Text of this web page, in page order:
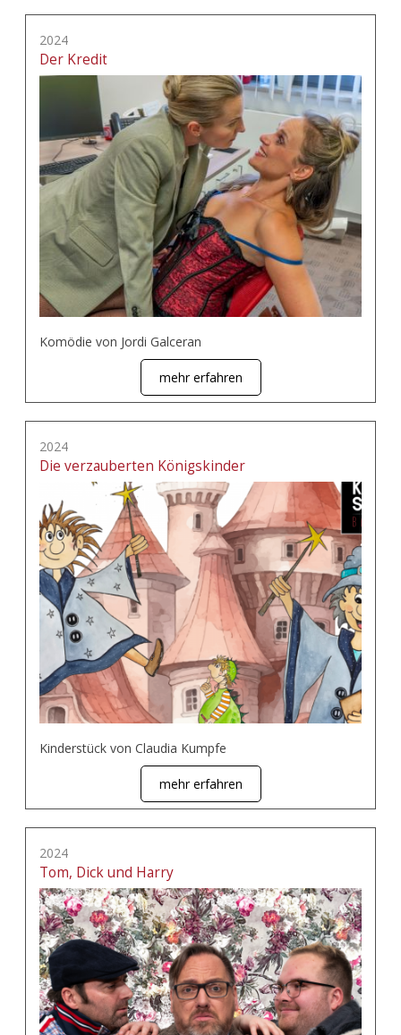
2024
Der Kredit
Komödie von Jordi Galceran
mehr erfahren
2024
Die verzauberten Königskinder
Kinderstück von Claudia Kumpfe
mehr erfahren
2024
Tom, Dick und Harry